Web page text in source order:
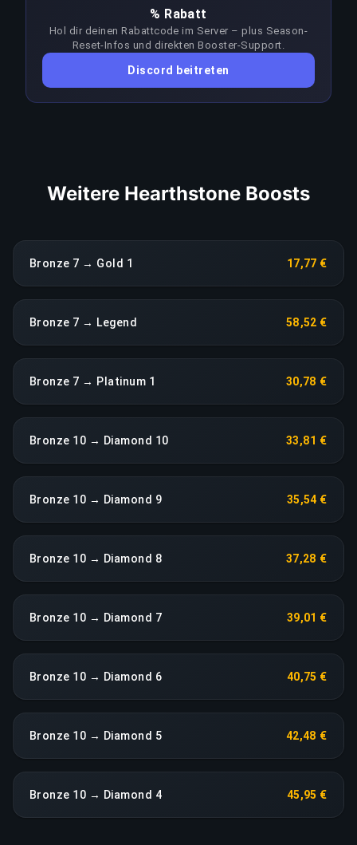
Zielrang selbst. Booster passen ihren Ansatz bei
jedem Patch an, um dem Meta voraus zu bleiben;
ein anhaltender Leistungseinbruch löst eine
sofortige Neuzuweisung ohne Aufpreis aus.
% Rabatt
Hol dir deinen Rabattcode im Server – plus Season-
Reset-Infos und direkten Booster-Support.
Discord beitreten
Weitere Hearthstone Boosts
Bronze 7 → Gold 1 17,77 €
Bronze 7 → Legend 58,52 €
Bronze 7 → Platinum 1 30,78 €
Bronze 10 → Diamond 10 33,81 €
Bronze 10 → Diamond 9 35,54 €
Bronze 10 → Diamond 8 37,28 €
Bronze 10 → Diamond 7 39,01 €
Bronze 10 → Diamond 6 40,75 €
Bronze 10 → Diamond 5 42,48 €
Bronze 10 → Diamond 4 45,95 €